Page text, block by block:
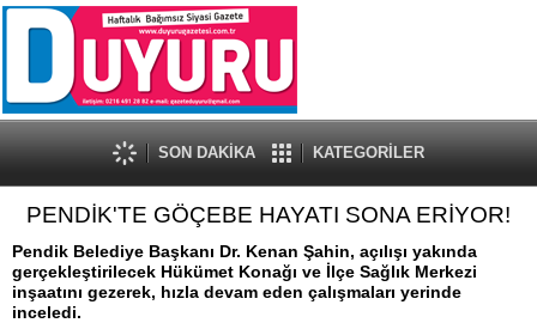
SON DAKİKA KATEGORİLER
PENDİK'TE GÖÇEBE HAYATI SONA ERİYOR!
Pendik Belediye Başkanı Dr. Kenan Şahin, açılışı yakında
gerçekleştirilecek Hükümet Konağı ve İlçe Sağlık Merkezi
inşaatını gezerek, hızla devam eden çalışmaları yerinde
inceledi.